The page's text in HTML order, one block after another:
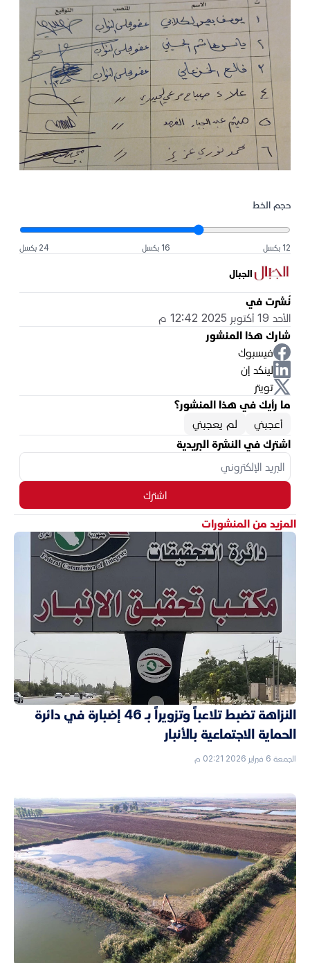
حجم الخط
12 بكسل 16 بكسل 24 بكسل
الجبال
نُشرت في
الأحد 19 أكتوبر 2025 12:42 م
شارك هذا المنشور
فيسبوك
لينكد إن
تويتر
ما رأيك في هذا المنشور؟
أعجبني
لم يعجبني
اشترك في النشرة البريدية
اشترك
المزيد من المنشورات
النزاهة تضبط تلاعباً وتزويراً بـ 46 إضبارة في دائرة
الحماية الاجتماعية بالأنبار
الجمعة 6 فبراير 2026 02:21 م